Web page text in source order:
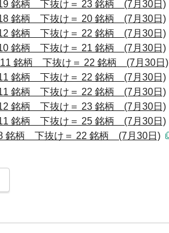
銘柄 下抜け＝ 23 銘柄 (7月30日)
銘柄 下抜け＝ 20 銘柄 (7月30日)
銘柄 下抜け＝ 22 銘柄 (7月30日)
銘柄 下抜け＝ 21 銘柄 (7月30日)
銘柄 下抜け＝ 22 銘柄 (7月30日)
銘柄 下抜け＝ 22 銘柄 (7月30日)
銘柄 下抜け＝ 22 銘柄 (7月30日)
銘柄 下抜け＝ 23 銘柄 (7月30日)
銘柄 下抜け＝ 25 銘柄 (7月30日)
銘柄 下抜け＝ 22 銘柄 (7月30日)